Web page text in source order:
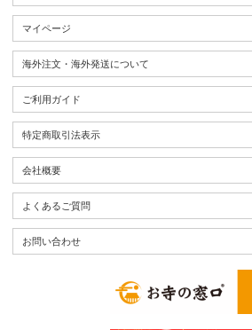
マイページ
海外注文・海外発送について
ご利用ガイド
特定商取引法表示
会社概要
よくあるご質問
お問い合わせ